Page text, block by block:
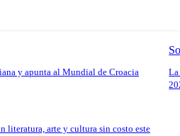
y apunta al Mundial de Croacia
literatura, arte y cultura sin costo este